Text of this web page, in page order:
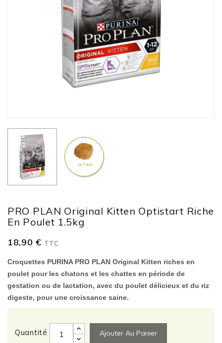
PRO PLAN Original Kitten Optistart Riche
En Poulet 1.5kg
18,90 € TTC
Croquettes PURINA PRO PLAN Original Kitten riches en
poulet pour les chatons et les chattes en période de
gestation ou de lactation, avec du poulet délicieux et du riz
digeste, pour une croissance saine.
Quantité Ajouter Au Panier